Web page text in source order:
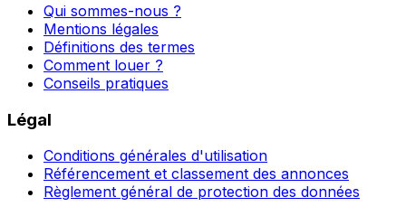
Qui sommes-nous ?
Mentions légales
Définitions des termes
Comment louer ?
Conseils pratiques
Légal
Conditions générales d'utilisation
Référencement et classement des annonces
Règlement général de protection des données